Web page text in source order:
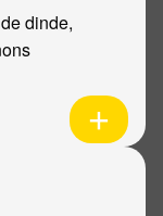
dinde,